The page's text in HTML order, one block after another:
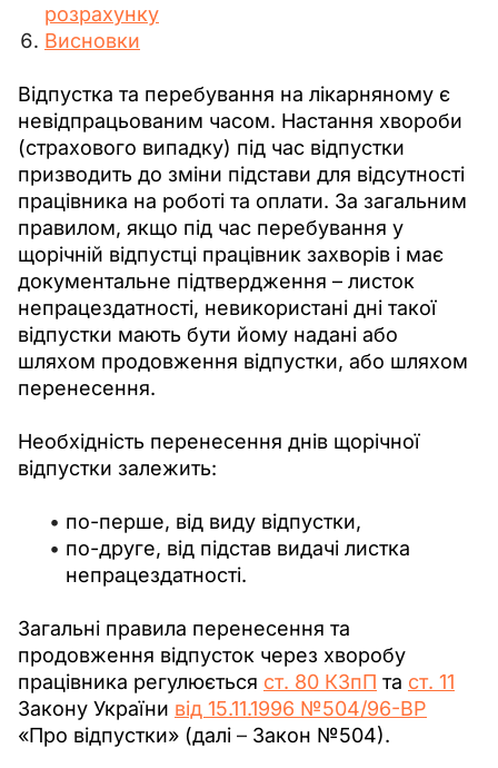
розрахунку
Висновки
Відпустка та перебування на лікарняному є
невідпрацьованим часом. Настання хвороби
(страхового випадку) під час відпустки
призводить до зміни підстави для відсутності
працівника на роботі та оплати. За загальним
правилом, якщо під час перебування у
щорічній відпустці працівник захворів і має
документальне підтвердження – листок
непрацездатності, невикористані дні такої
відпустки мають бути йому надані або
шляхом продовження відпустки, або шляхом
перенесення.
Необхідність перенесення днів щорічної
відпустки залежить:
по-перше, від виду відпустки,
по-друге, від підстав видачі листка
непрацездатності.
Загальні правила перенесення та
продовження відпусток через хворобу
працівника регулюється ст. 80 КЗпП та ст. 11
Закону України від 15.11.1996 №504/96-ВР
«Про відпустки» (далі – Закон №504).